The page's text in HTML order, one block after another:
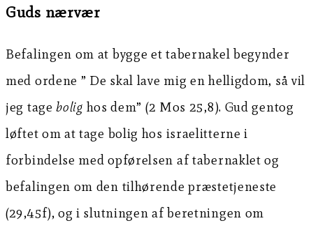
Guds nærvær
Befalingen om at bygge et tabernakel begynder
med ordene ” De skal lave mig en helligdom, så vil
jeg tagebolig hos dem” (2 Mos 25,8). Gud gentog
løftet om at tage bolig hos israelitterne i
forbindelse med opførelsen af tabernaklet og
befalingen om den tilhørende præstetjeneste
(29,45f), og i slutningen af beretningen om